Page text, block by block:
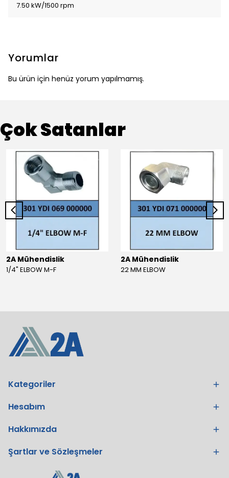
7.50 kW/1500 rpm
Yorumlar
Bu ürün için henüz yorum yapılmamış.
Çok Satanlar
2A Mühendislik
1/4" ELBOW M-F
2A Mühendislik
22 MM ELBOW
Kategoriler
Hesabım
Hakkımızda
Şartlar ve Sözleşmeler